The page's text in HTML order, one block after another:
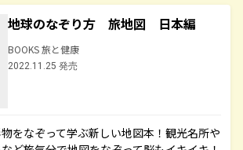
地球のなぞり方 旅地図 日本編
BOOKS 旅と健康
2022.11.25 発売
をなぞって学ぶ新しい地図本！観光名所や